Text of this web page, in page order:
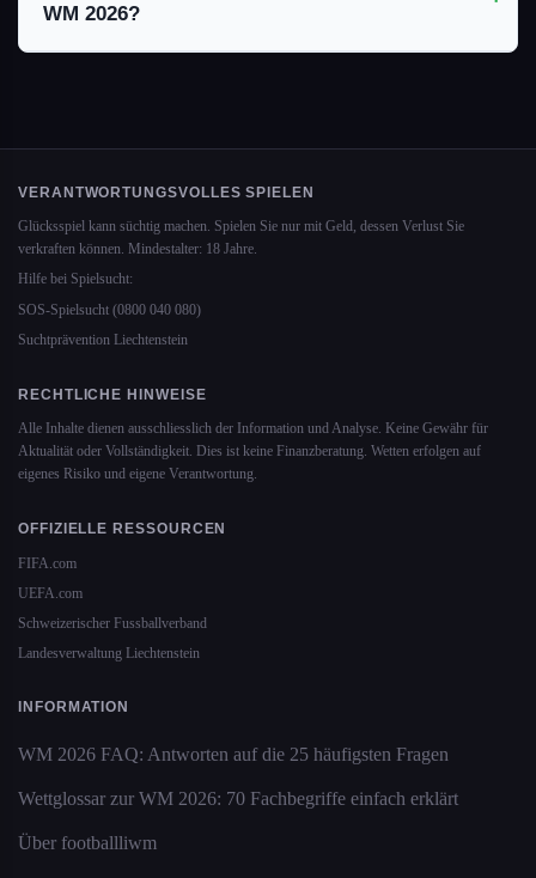
WM 2026?
VERANTWORTUNGSVOLLES SPIELEN
Glücksspiel kann süchtig machen. Spielen Sie nur mit Geld, dessen Verlust Sie
verkraften können. Mindestalter: 18 Jahre.
Hilfe bei Spielsucht:
SOS-Spielsucht (0800 040 080)
Suchtprävention Liechtenstein
RECHTLICHE HINWEISE
Alle Inhalte dienen ausschliesslich der Information und Analyse. Keine Gewähr für
Aktualität oder Vollständigkeit. Dies ist keine Finanzberatung. Wetten erfolgen auf
eigenes Risiko und eigene Verantwortung.
OFFIZIELLE RESSOURCEN
FIFA.com
UEFA.com
Schweizerischer Fussballverband
Landesverwaltung Liechtenstein
INFORMATION
WM 2026 FAQ: Antworten auf die 25 häufigsten Fragen
Wettglossar zur WM 2026: 70 Fachbegriffe einfach erklärt
Über footballliwm